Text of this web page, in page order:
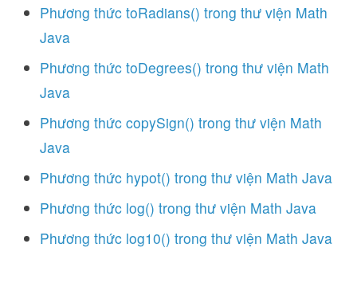
Phương thức toRadians() trong thư viện Math
Java
Phương thức toDegrees() trong thư viện Math
Java
Phương thức copySign() trong thư viện Math
Java
Phương thức hypot() trong thư viện Math Java
Phương thức log() trong thư viện Math Java
Phương thức log10() trong thư viện Math Java